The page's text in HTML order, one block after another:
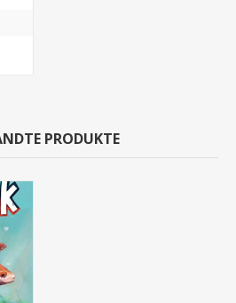
PRODUKTE